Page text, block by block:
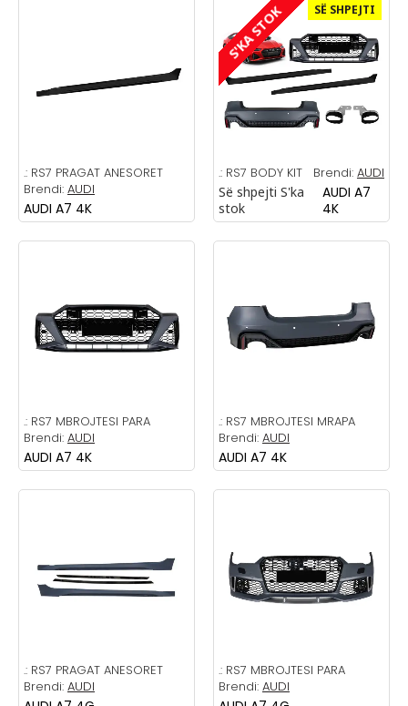
.: RS7 PRAGAT ANESORET
Brendi: AUDI
AUDI A7 4K
SË SHPEJTI
S'KA STOK
.: RS7 BODY KIT Brendi: AUDI
Së shpejti S'ka
stok
AUDI A7
4K
.: RS7 MBROJTESI PARA
Brendi: AUDI
AUDI A7 4K
.: RS7 MBROJTESI MRAPA
Brendi: AUDI
AUDI A7 4K
.: RS7 PRAGAT ANESORET
Brendi: AUDI
.: RS7 MBROJTESI PARA
Brendi: AUDI